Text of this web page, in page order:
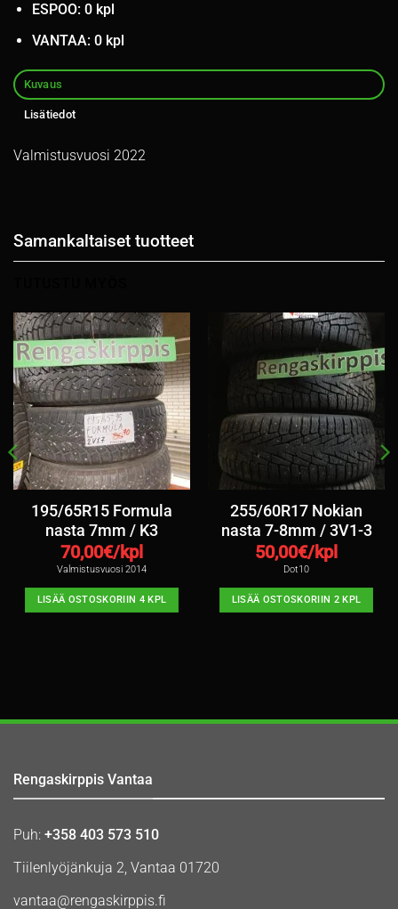
ESPOO: 0 kpl
VANTAA: 0 kpl
Kuvaus
Lisätiedot
Valmistusvuosi 2022
Samankaltaiset tuotteet
195/65R15 Formula
nasta 7mm / K3
70,00€/kpl
Valmistusvuosi 2014
LISÄÄ OSTOSKORIIN 4 KPL
255/60R17 Nokian
nasta 7-8mm / 3V1-3
50,00€/kpl
Dot10
LISÄÄ OSTOSKORIIN 2 KPL
Rengaskirppis Vantaa
Puh: +358 403 573 510
Tiilenlyöjänkuja 2, Vantaa 01720
vantaa@rengaskirppis.fi